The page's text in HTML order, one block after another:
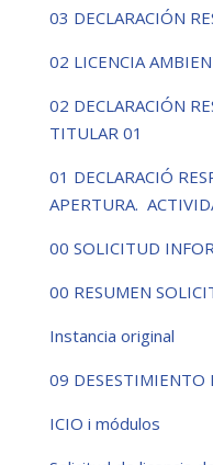
03 DECLARACIÓN
02 LICENCIA
02 DECLARACIÓN
TITULAR 01
01 DECLARACIÓ
APERTURA.
00 SOLICITUD
00 RESUMEN
Instancia original
09 DESESTIMIENTO
ICIO i módulos